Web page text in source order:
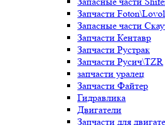
Запчасти Foton\Lovol
Запасные части
Запчасти Кентавр
Запчасти Рустрак
Запчасти Русич\TZR
запчасти уралец
Запчасти Файтер
Гидравлика
Двигатели
Запчасти для